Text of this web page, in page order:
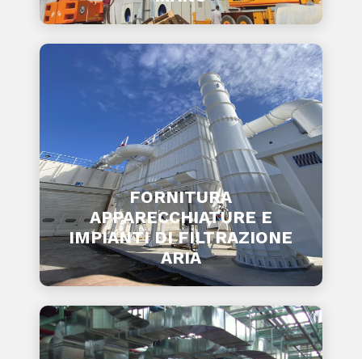
FORNITURA
APPARECCHIATURE E
IMPIANTI DI FILTRAZIONE
ARIA